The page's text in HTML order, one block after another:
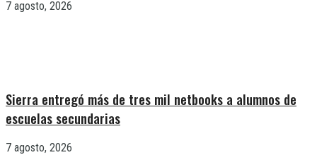
7 agosto, 2026
Sierra entregó más de tres mil netbooks a alumnos de
escuelas secundarias
7 agosto, 2026